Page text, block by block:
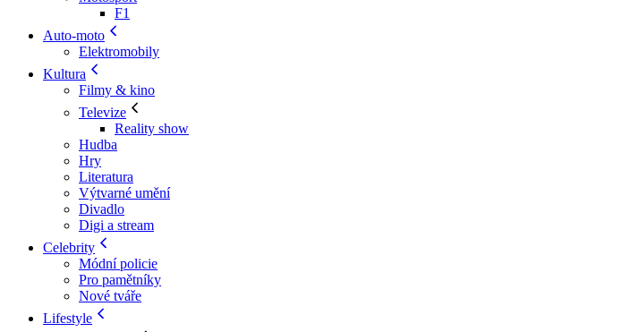
F1
Auto-moto
Elektromobily
Kultura
Filmy & kino
Televize
Reality show
Hudba
Hry
Literatura
Výtvarné umění
Divadlo
Digi a stream
Celebrity
Módní policie
Pro pamětníky
Nové tváře
Lifestyle